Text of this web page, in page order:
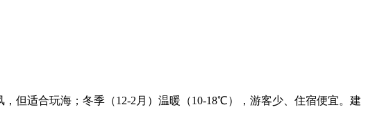
但适合玩海；冬季（12-2月）温暖（10-18℃），游客少、住宿便宜。建